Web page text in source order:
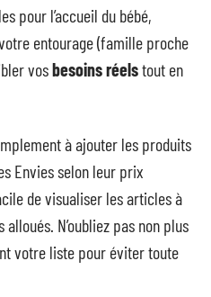
pour l’accueil du bébé,
entourage (famille proche
vosbesoins réelstout en
à ajouter les produits
Envies selon leur prix
de visualiser les articles à
N’oubliez pas non plus
votre liste pour éviter toute